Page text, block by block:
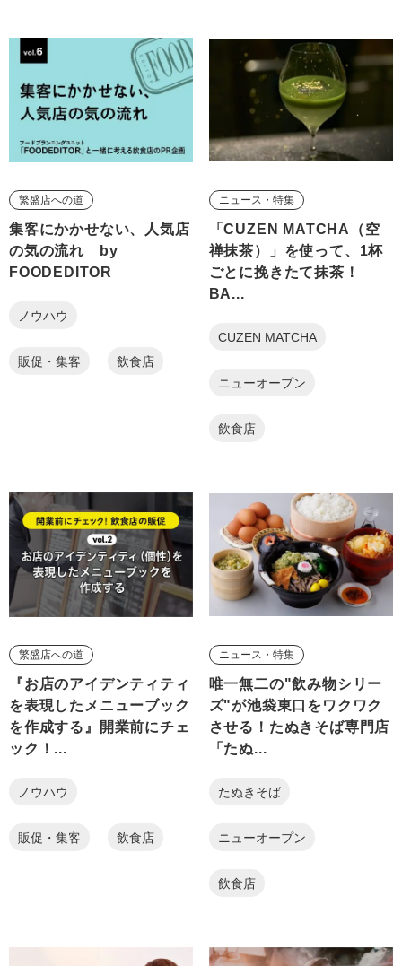
繁盛店への道
集客にかかせない、人気店
の気の流れ by
FOODEDITOR
ノウハウ
販促・集客 飲食店
ニュース・特集
「CUZEN MATCHA（空
禅抹茶）」を使って、1杯
ごとに挽きたて抹茶！
BA...
CUZEN MATCHA
ニューオープン
飲食店
繁盛店への道
『お店のアイデンティティ
を表現したメニューブック
を作成する』開業前にチェ
ック！...
ノウハウ
販促・集客 飲食店
ニュース・特集
唯一無二の"飲み物シリー
ズ"が池袋東口をワクワク
させる！たぬきそば専門店
「たぬ...
たぬきそば
ニューオープン
飲食店